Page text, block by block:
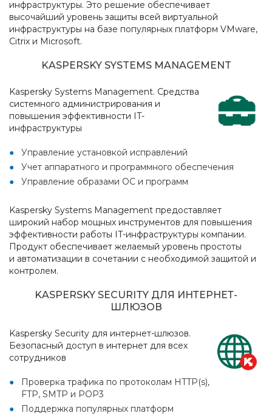
инфраструктуры. Это решение обеспечивает
высочайший уровень защиты всей виртуальной
инфраструктуры на базе популярных платформ VMware,
Citrix и Microsoft.
KASPERSKY SYSTEMS MANAGEMENT
Kaspersky Systems Management. Средства
системного администрирования и
повышения эффективности IT-
инфраструктуры
Управление установкой исправлений
Учет аппаратного и программного обеспечения
Управление образами ОС и программ
Kaspersky Systems Management предоставляет
широкий набор мощных инструментов для повышения
эффективности работы IT-инфраструктуры компании.
Продукт обеспечивает желаемый уровень простоты
и автоматизации в сочетании с необходимой защитой и
контролем.
KASPERSKY SECURITY ДЛЯ ИНТЕРНЕТ-
ШЛЮЗОВ
Kaspersky Security для интернет-шлюзов.
Безопасный доступ в интернет для всех
сотрудников
Проверка трафика по протоколам HTTP(s),
FTP, SMTP и POP3
Поддержка популярных платформ